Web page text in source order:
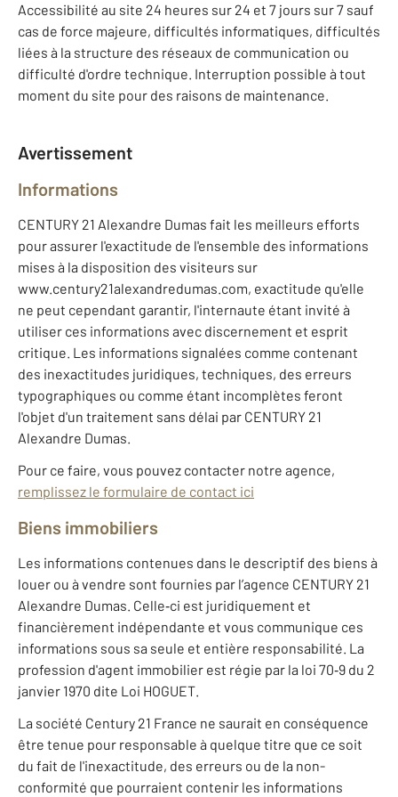
Accessibilité au site 24 heures sur 24 et 7 jours sur 7 sauf
cas de force majeure, difficultés informatiques, difficultés
liées à la structure des réseaux de communication ou
difficulté d'ordre technique. Interruption possible à tout
moment du site pour des raisons de maintenance.
Avertissement
Informations
CENTURY 21 Alexandre Dumas fait les meilleurs efforts
pour assurer l'exactitude de l'ensemble des informations
mises à la disposition des visiteurs sur
www.century21alexandredumas.com, exactitude qu'elle
ne peut cependant garantir, l'internaute étant invité à
utiliser ces informations avec discernement et esprit
critique. Les informations signalées comme contenant
des inexactitudes juridiques, techniques, des erreurs
typographiques ou comme étant incomplètes feront
l'objet d'un traitement sans délai par CENTURY 21
Alexandre Dumas.
Pour ce faire, vous pouvez contacter notre agence,
remplissez le formulaire de contact ici
Biens immobiliers
Les informations contenues dans le descriptif des biens à
louer ou à vendre sont fournies par l’agence CENTURY 21
Alexandre Dumas. Celle‐ci est juridiquement et
financièrement indépendante et vous communique ces
informations sous sa seule et entière responsabilité. La
profession d'agent immobilier est régie par la loi 70‐9 du 2
janvier 1970 dite Loi HOGUET.
La société Century 21 France ne saurait en conséquence
être tenue pour responsable à quelque titre que ce soit
du fait de l'inexactitude, des erreurs ou de la non-
conformité que pourraient contenir les informations